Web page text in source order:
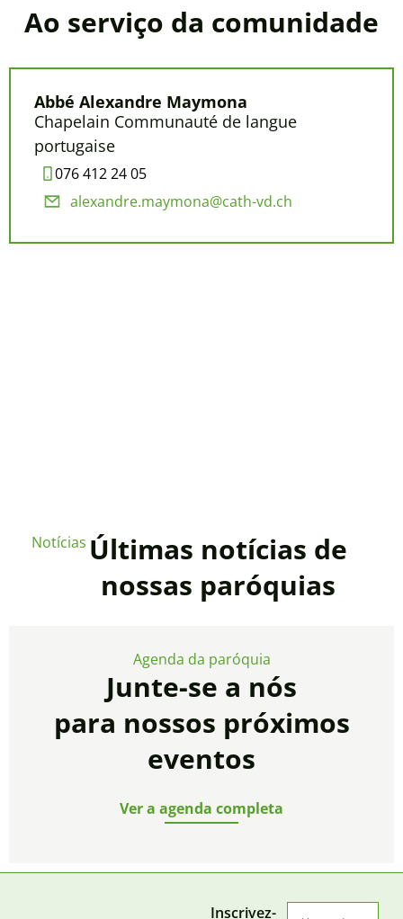
Ao serviço da comunidade
Abbé Alexandre Maymona
Chapelain Communauté de langue
portugaise
076 412 24 05
alexandre.maymona@cath-vd.ch
Notícias Últimas notícias de
nossas paróquias
Agenda da paróquia
Junte-se a nós
para nossos próximos
eventos
Ver a agenda completa
Inscrivez-